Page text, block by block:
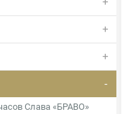
Слава «БРАВО»